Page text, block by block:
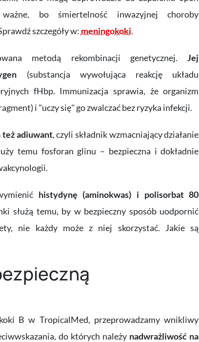
bo śmiertelność inwazyjnej choroby
szczegóły w: meningokoki.
metodą rekombinacji genetycznej.Jej
(substancja wywołująca reakcję układu
fHbp. Immunizacja sprawia, że organizm
i "uczy się" go zwalczać bez ryzyka infekcji.
też adiuwant, czyli składnik wzmacniający działanie
temu fosforan glinu – bezpieczna i dokładnie
histydynę (aminokwas) i polisorbat 80
służą temu, by w bezpieczny sposób uodpornić
nie każdy może z niej skorzystać. Jakie są
B w TropicalMed, przeprowadzamy wnikliwy
do których należy nadwrażliwość na